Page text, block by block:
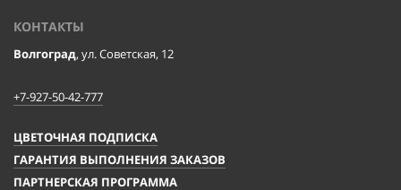
КОНТАКТЫ
Волгоград, ул. Советская, 12
+7-927-50-42-777
ЦВЕТОЧНАЯ ПОДПИСКА
ГАРАНТИЯ ВЫПОЛНЕНИЯ ЗАКАЗОВ
ПАРТНЕРСКАЯ ПРОГРАММА